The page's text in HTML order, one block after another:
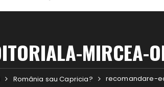
MIRCEA-
România sau Capricia? recomandare-